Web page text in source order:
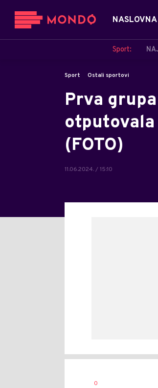
NASLOVNA
Sport:
Sport Ostali sportovi
Prva
otputovala
(FOTO)
11.06.2024. / 15:10
AUTOR
0